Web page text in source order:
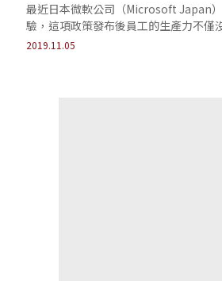
最近日本微軟公司（Microsoft Japan
驗，這項政策發布後員工的生產力不僅
長將近40%，相當出乎意料！
2019.11.05